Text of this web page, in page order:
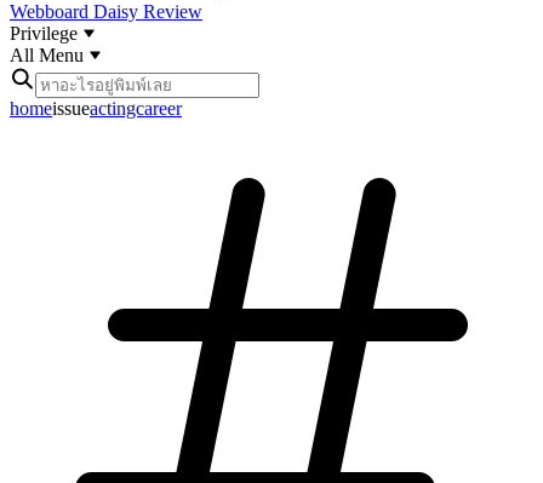
Webboard Daisy Review
Privilege
All Menu
homeissueactingcareer